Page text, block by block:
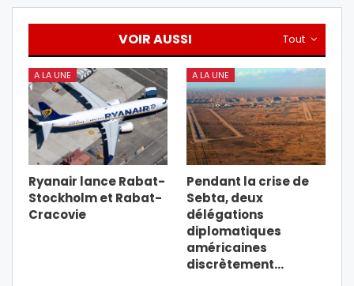
Tout
VOIR AUSSI
A LA UNE
Ryanair lance Rabat-
Stockholm et Rabat-
Cracovie
A LA UNE
Pendant la crise de
Sebta, deux
délégations
diplomatiques
américaines
discrètement…